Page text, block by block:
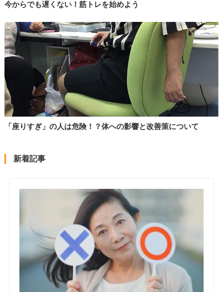
今からでも遅くない！筋トレを始めよう
「座りすぎ」の人は危険！？体への影響と改善策について
新着記事